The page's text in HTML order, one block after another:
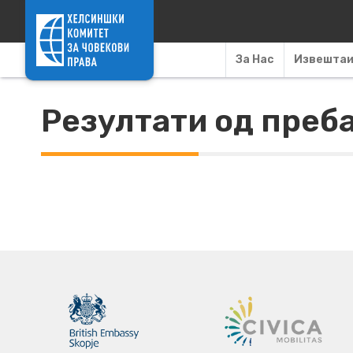
За Нас Извештаи
Резултати од